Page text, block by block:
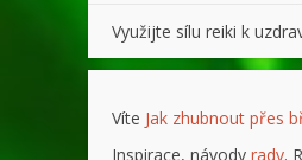
Využijte sílu reiki k
Víte Jak zhubnout přes
Inspirace, návody rady.